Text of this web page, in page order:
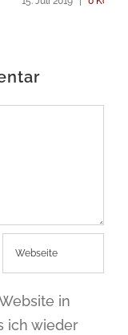
in
ich wieder